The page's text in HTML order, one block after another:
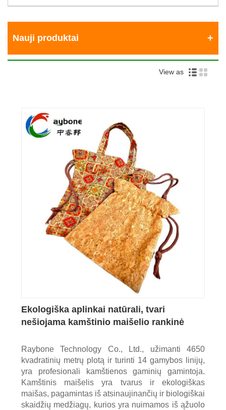
Nauji produktai
View as
Ekologiška aplinkai natūrali, tvari
nešiojama kamštinio maišelio rankinė
Raybone Technology Co., Ltd., užimanti 4650
kvadratinių metrų plotą ir turinti 14 gamybos linijų,
yra profesionali kamštienos gaminių gamintoja.
Kamštinis maišelis yra tvarus ir ekologiškas
maišas, pagamintas iš atsinaujinančių ir biologiškai
skaidžių medžiagų, kurios yra nuimamos iš ąžuolo